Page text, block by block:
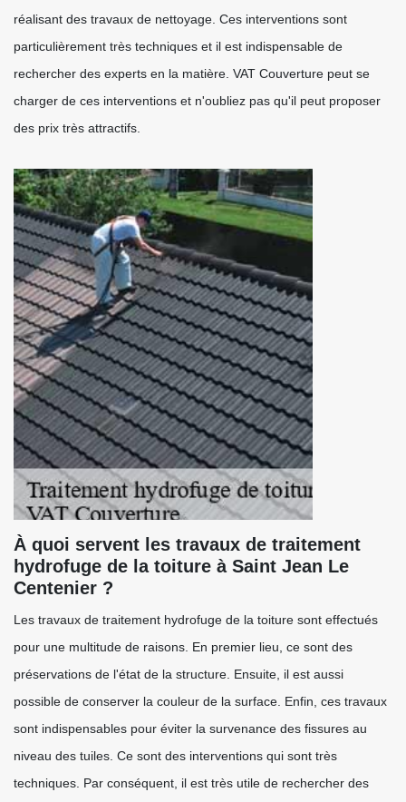
réalisant des travaux de nettoyage. Ces interventions sont
particulièrement très techniques et il est indispensable de
rechercher des experts en la matière. VAT Couverture peut se
charger de ces interventions et n'oubliez pas qu'il peut proposer
des prix très attractifs.
À quoi servent les travaux de traitement
hydrofuge de la toiture à Saint Jean Le
Centenier ?
Les travaux de traitement hydrofuge de la toiture sont effectués
pour une multitude de raisons. En premier lieu, ce sont des
préservations de l'état de la structure. Ensuite, il est aussi
possible de conserver la couleur de la surface. Enfin, ces travaux
sont indispensables pour éviter la survenance des fissures au
niveau des tuiles. Ce sont des interventions qui sont très
techniques. Par conséquent, il est très utile de rechercher des